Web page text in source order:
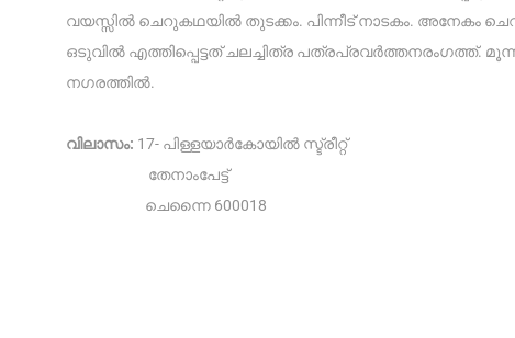
വയസ്സിൽ ചെറുകഥയിൽ തുടക്കം. പിന്നീട് നാടകം. അനേകം
ഒടുവിൽ എത്തിപ്പെട്ടത് ചലച്ചിത്ര പത്രപ്രവർത്തനരംഗത്ത്.
നഗരത്തിൽ.
വിലാസം: 17- പിള്ളയാർകോയിൽ സ്ട്രീറ്റ്
തേനാംപേട്ട്
ചെന്നൈ 600018